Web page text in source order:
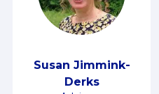
Susan Jimmink-
Derks